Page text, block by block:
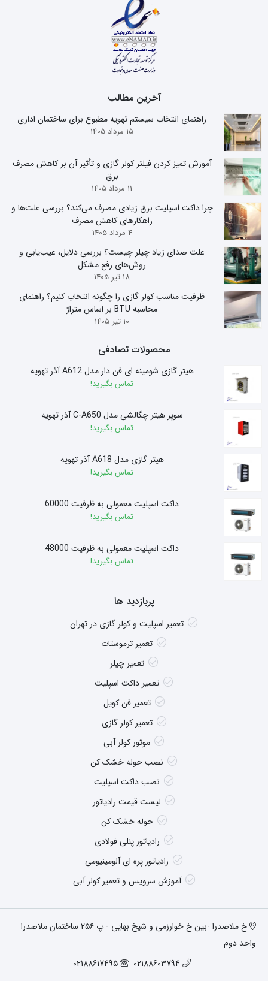
آخرین مطالب
راهنمای انتخاب سیستم تهویه مطبوع برای ساختمان اداری
15 مرداد 1405
آموزش تمیز کردن فیلتر کولر گازی و تأثیر آن بر کاهش مصرف
برق
11 مرداد 1405
چرا داکت اسپلیت برق زیادی مصرف می‌کند؟ بررسی علت‌ها و
راهکارهای کاهش مصرف
4 مرداد 1405
علت صدای زیاد چیلر چیست؟ بررسی دلایل، عیب‌یابی و
روش‌های رفع مشکل
18 تیر 1405
ظرفیت مناسب کولر گازی را چگونه انتخاب کنیم؟ راهنمای
محاسبه BTU بر اساس متراژ
10 تیر 1405
محصولات تصادفی
هیتر گازی شومینه ای فن دار مدل A612 آذر تهویه
تماس بگیرید!
سوپر هیتر چگالشی مدل C-A650 آذر تهویه
تماس بگیرید!
هیتر گازی مدل A618 آذر تهویه
تماس بگیرید!
داکت اسپلیت معمولی به ظرفیت 60000
تماس بگیرید!
داکت اسپلیت معمولی به ظرفیت 48000
تماس بگیرید!
پربازدید ها
تعمیر اسپلیت و کولر گازی در تهران
تعمیر ترموستات
تعمیر چیلر
تعمیر داکت اسپلیت
تعمیر فن کویل
تعمیر کولر گازی
موتور کولر آبی
نصب حوله خشک کن
نصب داکت اسپلیت
لیست قیمت رادیاتور
حوله خشک کن
رادیاتور پنلی فولادی
رادیاتور پره ای آلومینیومی
آموزش سرویس و تعمیر کولر آبی
خ ملاصدرا -بین خ خوارزمی و شیخ بهایی - پ ۲۵۶ ساختمان ملاصدرا
واحد دوم
02188603794
02188617495